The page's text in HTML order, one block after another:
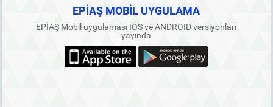
EPİAŞ MOBİL UYGULAMA
EPİAŞ Mobil uygulaması IOS ve ANDROID versiyonları
yayında